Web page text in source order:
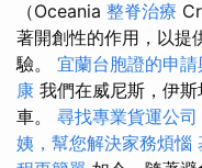
（Oceania 整脊治療
著開創性的作用，以提
驗。 宜蘭台胞證的申請
康 我們在威尼斯，伊
車。 尋找專業貨運公
姨，幫您解決家務煩惱